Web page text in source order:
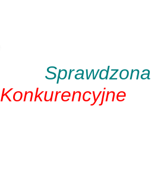
Sprawdzona
Konkurencyjne